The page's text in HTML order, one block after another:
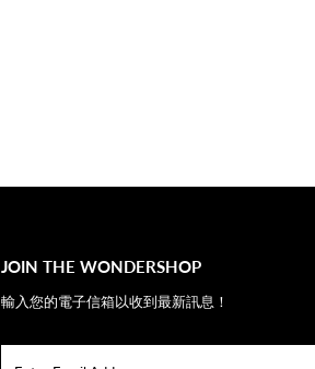
JOIN THE WONDERSHOP
輸入您的電子信箱以收到最新訊息！